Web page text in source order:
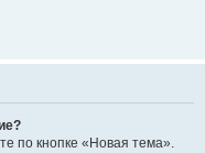
по кнопке «Новая тема».